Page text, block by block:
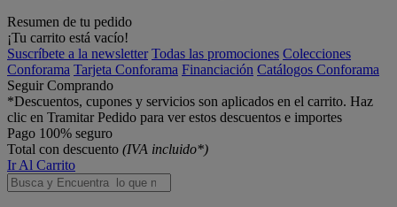
Resumen de tu pedido
¡Tu carrito está vacío!
Suscríbete a la newsletter Todas las promociones Colecciones
Conforama Tarjeta Conforama Financiación Catálogos Conforama
Seguir Comprando
*Descuentos, cupones y servicios son aplicados en el carrito. Haz
clic en Tramitar Pedido para ver estos descuentos e importes
Pago 100% seguro
Total con descuento (IVA incluido*)
Ir Al Carrito